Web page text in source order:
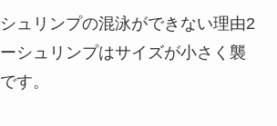
ュリンプの混泳ができない理由2
シュリンプはサイズが小さく襲
す。